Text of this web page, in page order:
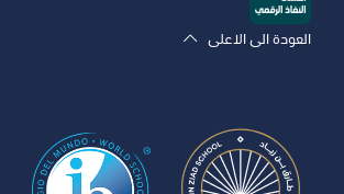
العودة الى الاعلى